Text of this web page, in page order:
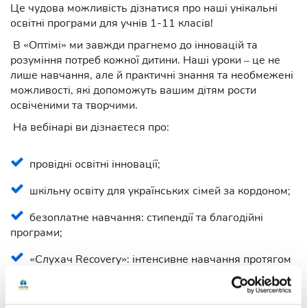
Це чудова можливість дізнатися про наші унікальні
освітні програми для учнів 1-11 класів!
В «Оптімі» ми завжди прагнемо до інновацій та
розуміння потреб кожної дитини. Наші уроки – це не
лише навчання, але й практичні знання та необмежені
можливості, які допоможуть вашим дітям рости
освіченими та творчими.
На вебінарі ви дізнаєтеся про:
провідні освітні інновації;
шкільну освіту для українських сімей за кордоном;
безоплатне навчання: стипендії та благодійні
програми;
«Слухач Recovery»: інтенсивне навчання протягом
3 місяців із підсумковими контрольними роботами та
результатами оцінювання;